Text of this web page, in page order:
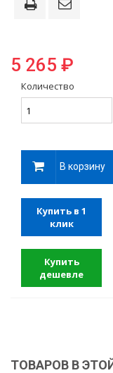
5 265 ₽
Количество
В корзину
Купить в 1
клик
Купить
дешевле
ТОВАРОВ В